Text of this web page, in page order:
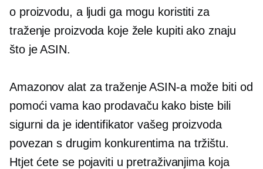
o proizvodu, a ljudi ga mogu koristiti za
traženje proizvoda koje žele kupiti ako znaju
što je ASIN.
Amazonov alat za traženje ASIN-a može biti od
pomoći vama kao prodavaču kako biste bili
sigurni da je identifikator vašeg proizvoda
povezan s drugim konkurentima na tržištu.
Htjet ćete se pojaviti u pretraživanjima koja